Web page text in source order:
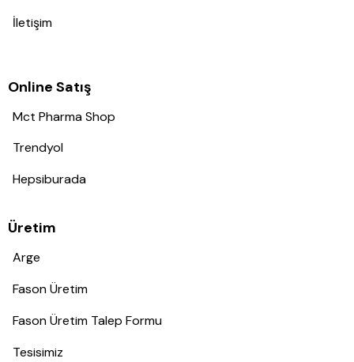
İletişim
Online Satış
Mct Pharma Shop
Trendyol
Hepsiburada
Üretim
Arge
Fason Üretim
Fason Üretim Talep Formu
Tesisimiz